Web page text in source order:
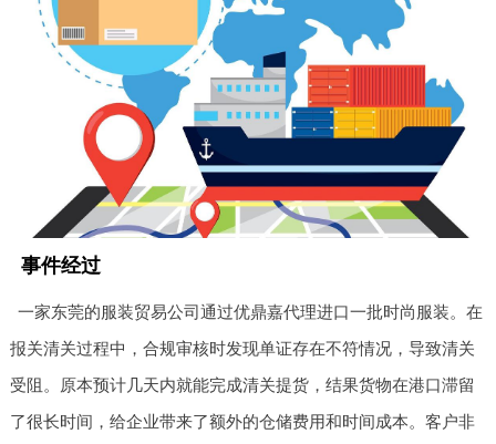
事件经过
一家东莞的服装贸易公司通过优鼎嘉代理进口一批时尚服装。在
报关清关过程中，合规审核时发现单证存在不符情况，导致清关
受阻。原本预计几天内就能完成清关提货，结果货物在港口滞留
了很长时间，给企业带来了额外的仓储费用和时间成本。客户非